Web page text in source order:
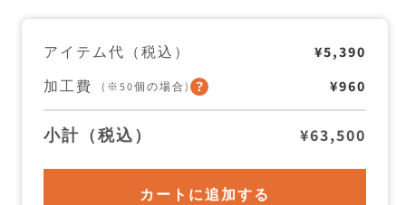
ク
数
を
す
ク
数
を
す
アイテム代（税込）
¥5,390
加工費
(※50個の場合) ¥960
小計（税込） ¥63,500
カートに追加する